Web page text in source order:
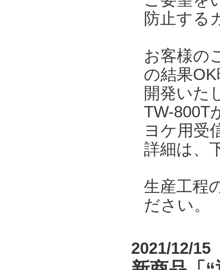
防止する
お客様の
の結果
開発いた
TW-800T
ヨケ用受
詳細は、
生産工程
ださい。
2021/12/15